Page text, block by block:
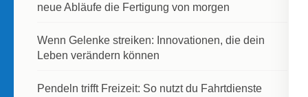
neue Abläufe die Fertigung von morgen
Wenn Gelenke streiken: Innovationen, die dein
Leben verändern können
Pendeln trifft Freizeit: So nutzt du Fahrtdienste